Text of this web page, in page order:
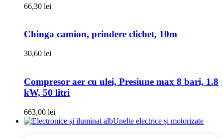
66,30 lei
Chinga camion, prindere clichet, 10m
30,60 lei
Compresor aer cu ulei, Presiune max 8 bari, 1.8
kW, 50 litri
663,00 lei
Unelte electrice și motorizate